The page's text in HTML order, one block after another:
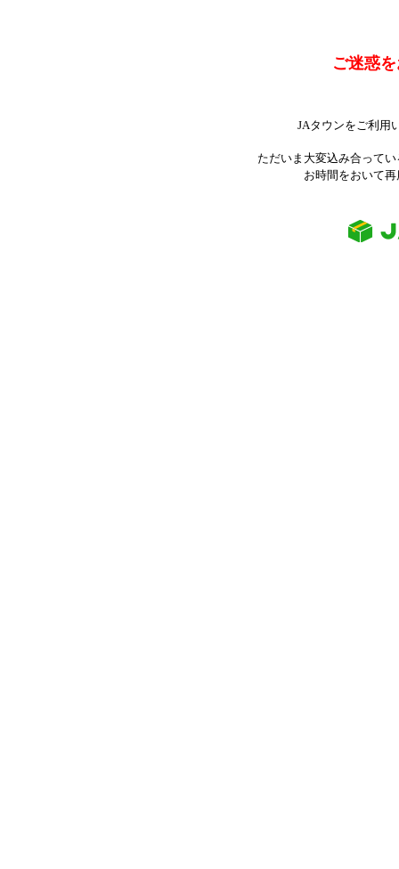
ご迷惑
JAタウンをご利用
ただいま大変込み合って
お時間をおいて